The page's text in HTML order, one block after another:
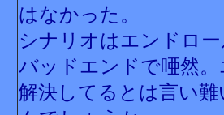
はなかった。
シナリオはエンドロ
バッドエンドで唖然
解決してるとは言い